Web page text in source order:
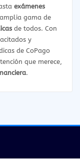
exámenes
gama de
de todos. Con
y
de CoPago
que merece,
.